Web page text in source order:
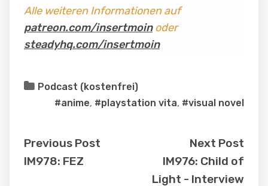
Alle weiteren Informationen auf
patreon.com/insertmoinoder
steadyhq.com/insertmoin
Podcast (kostenfrei)
#anime, #playstation vita, #visual novel
Previous Post
IM978: FEZ
Next Post
IM976: Child of
Light - Interview